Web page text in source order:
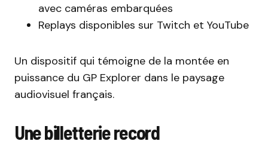
avec caméras embarquées
Replays disponibles sur Twitch et YouTube
Un dispositif qui témoigne de la montée en
puissance du GP Explorer dans le paysage
audiovisuel français.
Une billetterie record